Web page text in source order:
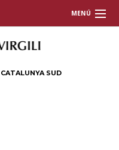
MENÚ
CATALUNYA SUD